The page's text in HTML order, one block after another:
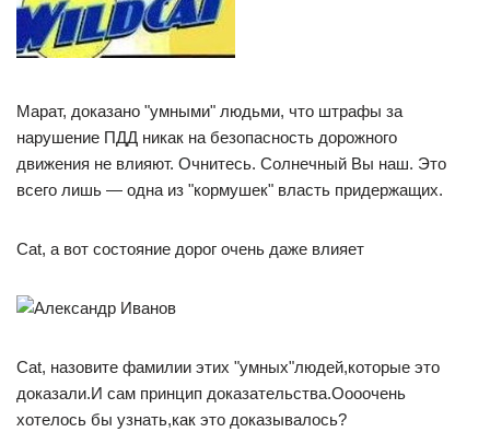
Марат, доказано "умными" людьми, что штрафы за
нарушение ПДД никак на безопасность дорожного
движения не влияют. Очнитесь. Солнечный Вы наш. Это
всего лишь — одна из "кормушек" власть придержащих.
Cat, а вот состояние дорог очень даже влияет
Cat, назовите фамилии этих "умных"людей,которые это
доказали.И сам принцип доказательства.Оооочень
хотелось бы узнать,как это доказывалось?